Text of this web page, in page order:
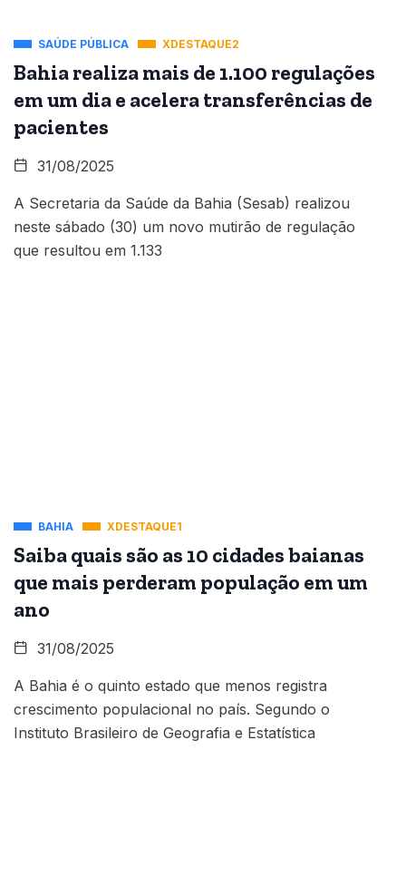
SAÚDE PÚBLICA XDESTAQUE2
Bahia realiza mais de 1.100 regulações
em um dia e acelera transferências de
pacientes
31/08/2025
A Secretaria da Saúde da Bahia (Sesab) realizou
neste sábado (30) um novo mutirão de regulação
que resultou em 1.133
BAHIA XDESTAQUE1
Saiba quais são as 10 cidades baianas
que mais perderam população em um
ano
31/08/2025
A Bahia é o quinto estado que menos registra
crescimento populacional no país. Segundo o
Instituto Brasileiro de Geografia e Estatística